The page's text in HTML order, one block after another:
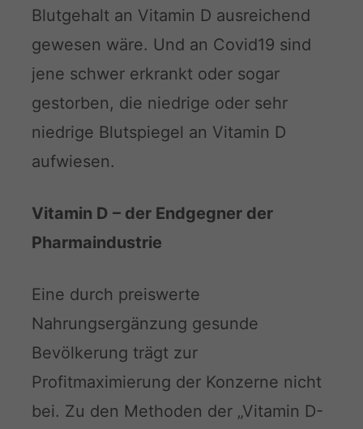
Blutgehalt an Vitamin D ausreichend
gewesen wäre. Und an Covid19 sind
jene schwer erkrankt oder sogar
gestorben, die niedrige oder sehr
niedrige Blutspiegel an Vitamin D
aufwiesen.
Vitamin D – der Endgegner der
Pharmaindustrie
Eine durch preiswerte
Nahrungsergänzung gesunde
Bevölkerung trägt zur
Profitmaximierung der Konzerne nicht
bei. Zu den Methoden der „Vitamin D-